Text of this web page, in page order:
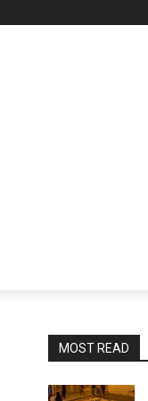
MOST READ